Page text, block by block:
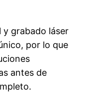
y grabado láser
por lo que
antes de